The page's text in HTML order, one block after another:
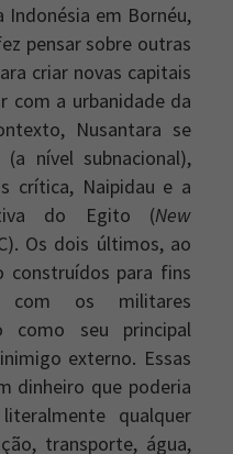
Indonésia em Bornéu,
pensar sobre outras
criar novas capitais
com a urbanidade da
Nusantara se
nível subnacional),
crítica, Naipidau e a
do Egito (New
Os dois últimos, ao
construídos para fins
com os militares
como seu principal
externo. Essas
dinheiro que poderia
qualquer
transporte, água,